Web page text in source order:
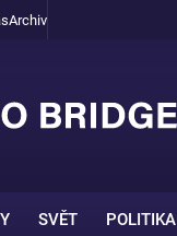
Archiv
SVĚT POLITIKA